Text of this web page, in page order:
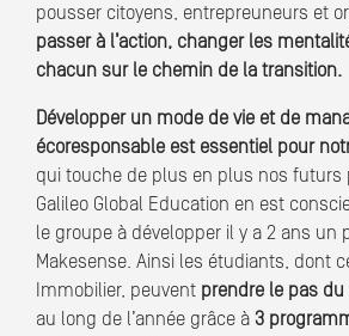
pousser citoyens, entrepreuneurs et
passer à l’action, changer les
chacun sur le chemin de la transition.
Développer un mode de vie et de
écoresponsable est essentiel pour
qui touche de plus en plus nos futurs
Galileo Global Education en est
le groupe à développer il y a 2 ans un
Makesense. Ainsi les étudiants, dont
Immobilier, peuvent prendre le pas
au long de l’année grâce à 3